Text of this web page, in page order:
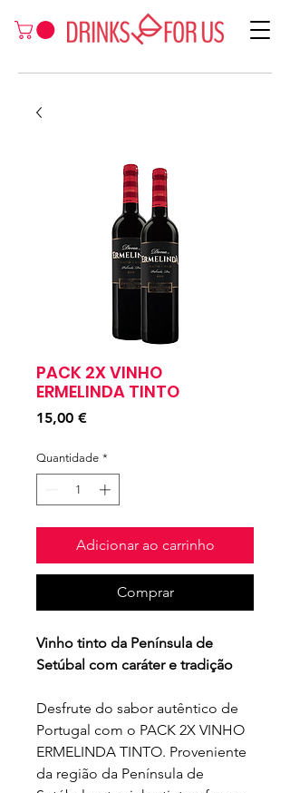
PACK 2X VINHO
ERMELINDA TINTO
15,00 €Preço
Quantidade *
Adicionar ao carrinho
Comprar
Vinho tinto da Península de
Setúbal com caráter e tradição
Desfrute do sabor autêntico de
Portugal com o PACK 2X VINHO
ERMELINDA TINTO. Proveniente
da região da Península de